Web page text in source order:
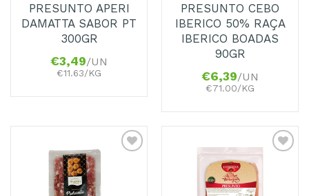
PRESUNTO APERI
DAMATTA SABOR PT
300GR
€3,49/UN
€11.63/KG
PRESUNTO CEBO
IBERICO 50% RAÇA
IBERICO BOADAS
90GR
€6,39/UN
€71.00/KG
Adicionar
Favoritos